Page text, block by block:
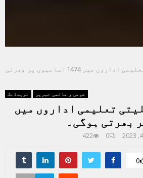
مہاراشٹر ۔ اقلیتی تعلیمی اداروں میں 1474 اسامیوں پر بھرتی
ٹرینڈنگ قومی و عالمی خبریں
تعلیمی اداروں میں
0
422
0